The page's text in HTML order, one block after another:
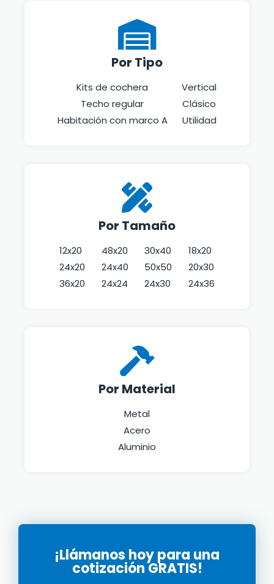
Por Tipo
Kits de cochera
Techo regular
Habitación con marco A
Vertical
Clásico
Utilidad
Por Tamaño
12x20
24x20
36x20
48x20
24x40
24x24
30x40
50x50
24x30
18x20
20x30
24x36
Por Material
Metal
Acero
Aluminio
¡Llámanos hoy para una
cotización GRATIS!